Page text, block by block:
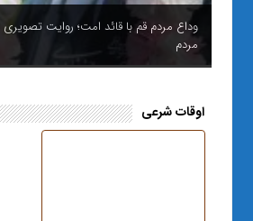
وداع مردم قم با قائد امت؛ روایت
مردم
اوقات شرعی